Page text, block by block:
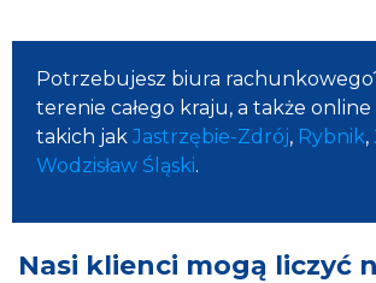
Potrzebujesz biura
terenie całego kraju, a także
takich jak Jastrzębie-Zdrój, Rybnik,
Wodzisław Śląski.
Nasi klienci mogą liczyć